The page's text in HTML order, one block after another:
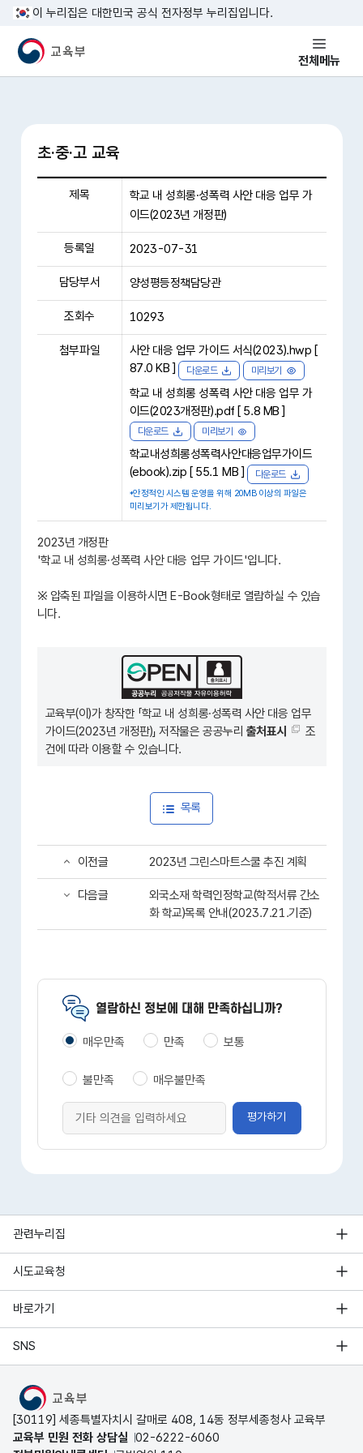
본문 바로가기
이 누리집은 대한민국 공식 전자정부 누리집입니다.
교육부 국민 메인홈페이지 전체메뉴
초·중·고 교육
제목
학교 내 성희롱·성폭력 사안 대응 업무 가
이드(2023년 개정판)
등록일 2023-07-31
담당부서 양성평등정책담당관
조회수 10293
첨부파일
사안 대응 업무 가이드 서식(2023).hwp [
87.0 KB ]
다운로드 미리보기
학교 내 성희롱 성폭력 사안 대응 업무 가
이드(2023개정판).pdf [ 5.8 MB ]
다운로드 미리보기
학교내성희롱성폭력사안대응업무가이드
(ebook).zip [ 55.1 MB ]
다운로드
*안정적인 시스템 운영을 위해 20MB 이상의 파일은
미리보기가 제한됩니다.
2023년 개정판
'학교 내 성희롱·성폭력 사안 대응 업무 가이드'입니다.
※ 압축된 파일을 이용하시면 E-Book형태로 열람하실 수 있습
니다.
교육부(이)가 창작한 「학교 내 성희롱·성폭력 사안 대응 업무
가이드(2023년 개정판)」 저작물은 공공누리 출처표시
조
건에 따라 이용할 수 있습니다.
목록
이전글 2023년 그린스마트스쿨 추진 계획
다음글
외국소재 학력인정학교(학적서류 간소
화 학교)목록 안내(2023.7.21.기준)
열람하신 정보에 대해 만족하십니까?
매우만족 만족 보통
불만족 매우불만족
평가하기
관련누리집
시도교육청
바로가기
SNS
MOE
[30119] 세종특별자치시 갈매로 408, 14동 정부세종청사 교육부
교육부 민원 전화 상담실 02-6222-6060